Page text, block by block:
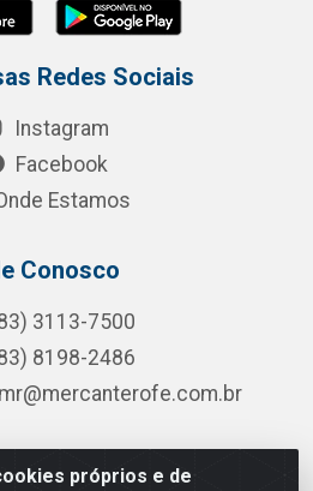
próprios e de
Redes Sociais
Instagram
Facebook
Estamos
Conosco
3113-7500
8198-2486